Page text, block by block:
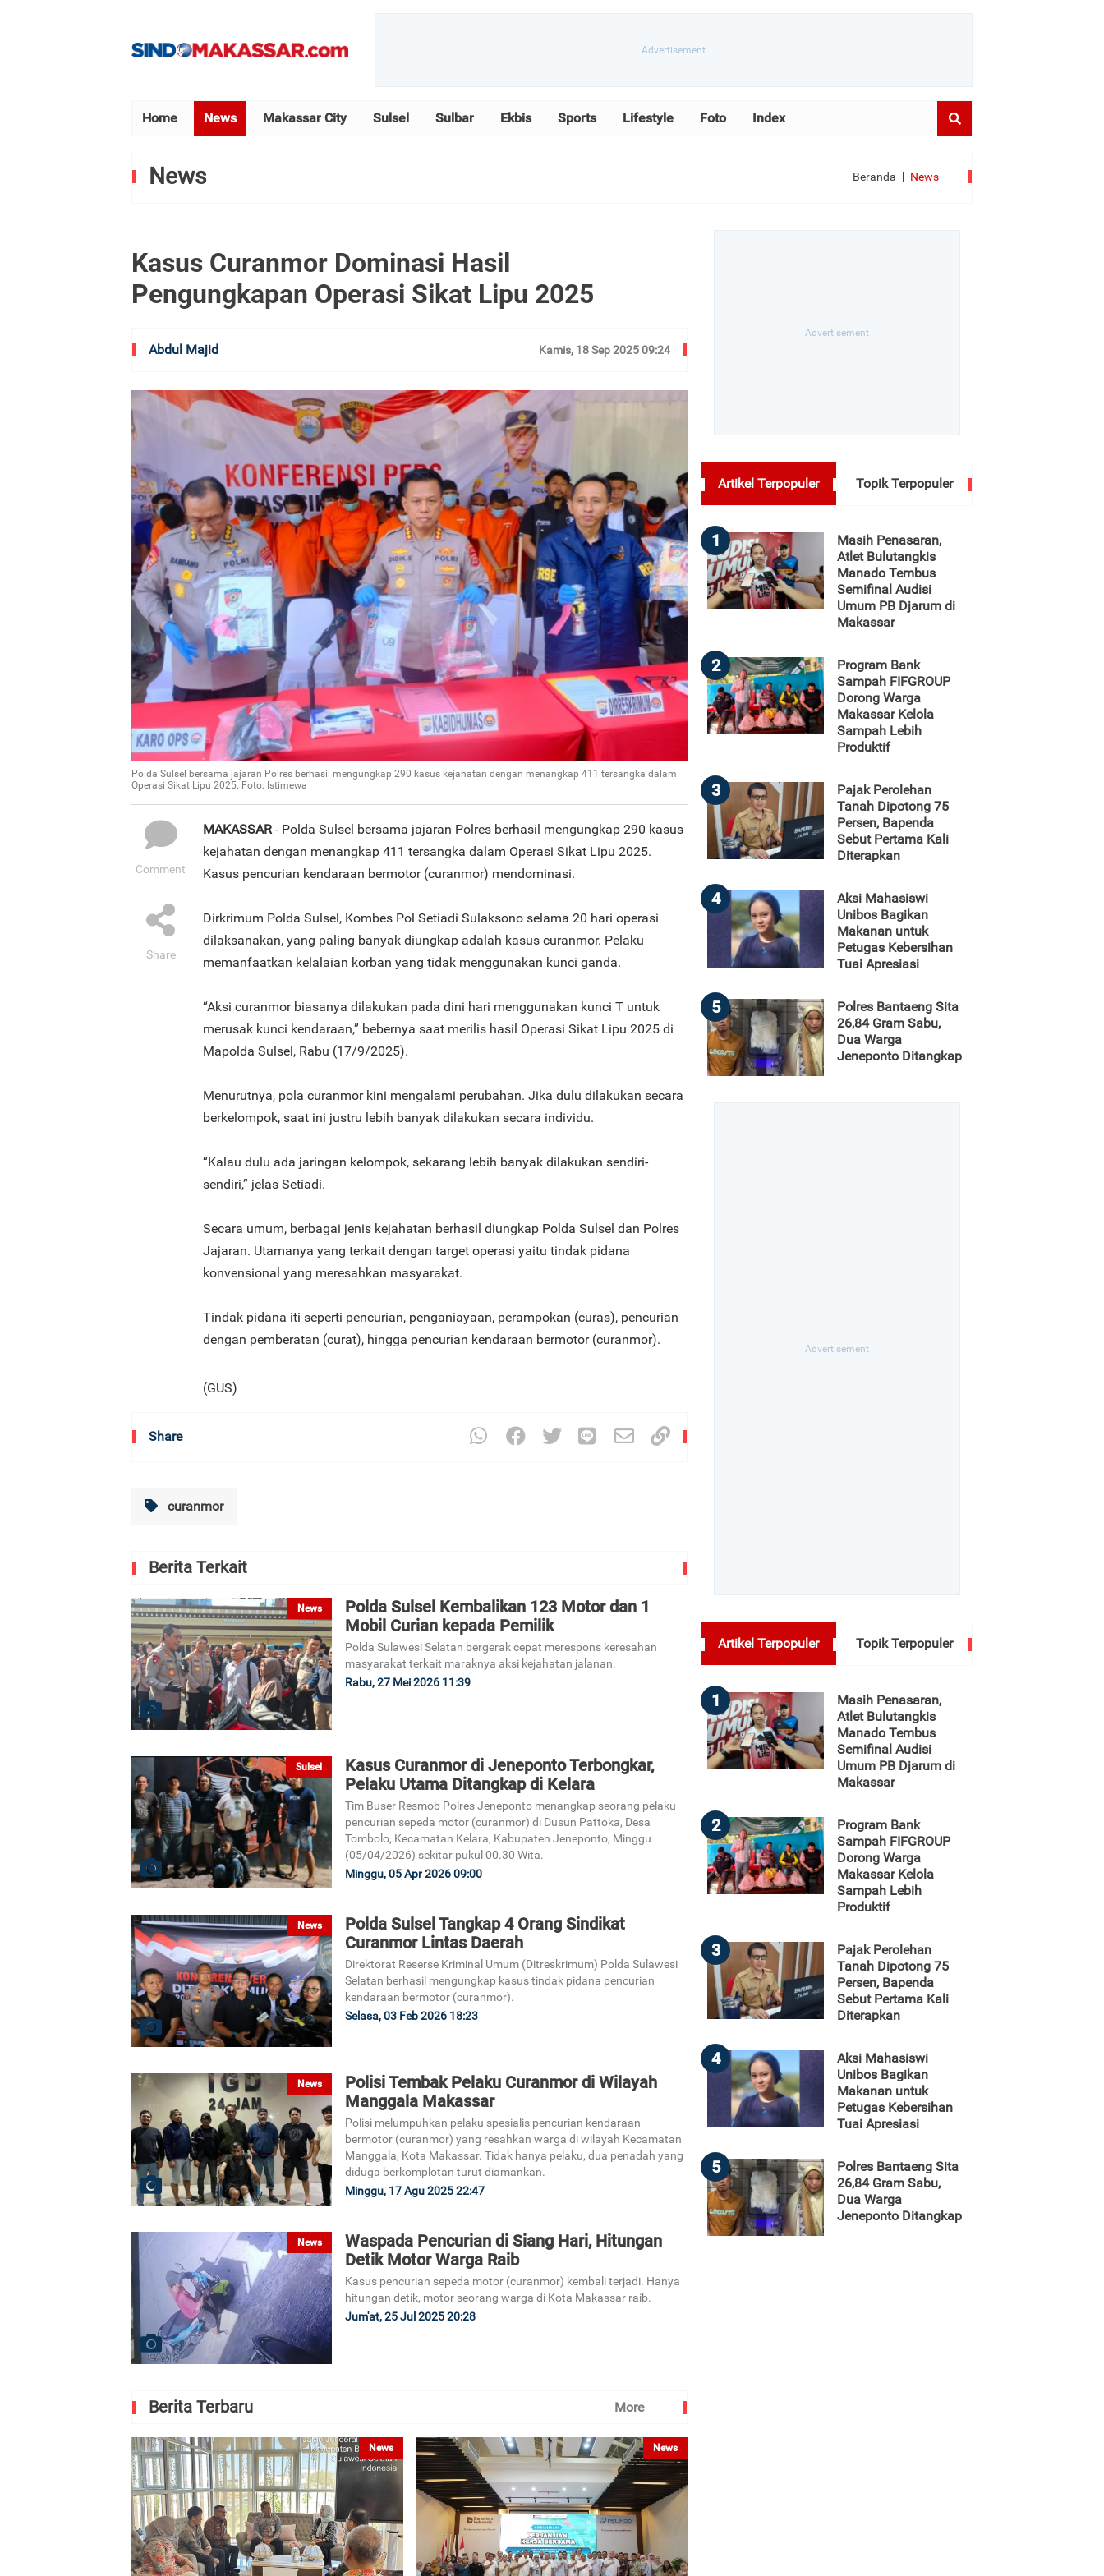
Home News Makassar City Sulsel Sulbar Ekbis Sports Lifestyle Foto Index
News Beranda News
Kasus Curanmor Dominasi Hasil
Pengungkapan Operasi Sikat Lipu 2025
Abdul Majid Kamis, 18 Sep 2025 09:24
Polda Sulsel bersama jajaran Polres berhasil mengungkap 290 kasus kejahatan dengan menangkap 411 tersangka dalam
Operasi Sikat Lipu 2025. Foto: Istimewa
Comment
Share
MAKASSAR- Polda Sulsel bersama jajaran Polres berhasil mengungkap 290 kasus
kejahatan dengan menangkap 411 tersangka dalam Operasi Sikat Lipu 2025.
Kasus pencurian kendaraan bermotor (curanmor) mendominasi.
Dirkrimum Polda Sulsel, Kombes Pol Setiadi Sulaksono selama 20 hari operasi
dilaksanakan, yang paling banyak diungkap adalah kasus curanmor. Pelaku
memanfaatkan kelalaian korban yang tidak menggunakan kunci ganda.
“Aksi curanmor biasanya dilakukan pada dini hari menggunakan kunci T untuk
merusak kunci kendaraan,” bebernya saat merilis hasil Operasi Sikat Lipu 2025 di
Mapolda Sulsel, Rabu (17/9/2025).
Menurutnya, pola curanmor kini mengalami perubahan. Jika dulu dilakukan secara
berkelompok, saat ini justru lebih banyak dilakukan secara individu.
“Kalau dulu ada jaringan kelompok, sekarang lebih banyak dilakukan sendiri-
sendiri,” jelas Setiadi.
Secara umum, berbagai jenis kejahatan berhasil diungkap Polda Sulsel dan Polres
Jajaran. Utamanya yang terkait dengan target operasi yaitu tindak pidana
konvensional yang meresahkan masyarakat.
Tindak pidana iti seperti pencurian, penganiayaan, perampokan (curas), pencurian
dengan pemberatan (curat), hingga pencurian kendaraan bermotor (curanmor).
(GUS)
Share
curanmor
Berita Terkait
News
Polda Sulsel Kembalikan 123 Motor dan 1
Mobil Curian kepada Pemilik
Polda Sulawesi Selatan bergerak cepat merespons keresahan
masyarakat terkait maraknya aksi kejahatan jalanan.
Rabu, 27 Mei 2026 11:39
Sulsel
Kasus Curanmor di Jeneponto Terbongkar,
Pelaku Utama Ditangkap di Kelara
Tim Buser Resmob Polres Jeneponto menangkap seorang pelaku
pencurian sepeda motor (curanmor) di Dusun Pattoka, Desa
Tombolo, Kecamatan Kelara, Kabupaten Jeneponto, Minggu
(05/04/2026) sekitar pukul 00.30 Wita.
Minggu, 05 Apr 2026 09:00
News
Polda Sulsel Tangkap 4 Orang Sindikat
Curanmor Lintas Daerah
Direktorat Reserse Kriminal Umum (Ditreskrimum) Polda Sulawesi
Selatan berhasil mengungkap kasus tindak pidana pencurian
kendaraan bermotor (curanmor).
Selasa, 03 Feb 2026 18:23
News
Polisi Tembak Pelaku Curanmor di Wilayah
Manggala Makassar
Polisi melumpuhkan pelaku spesialis pencurian kendaraan
bermotor (curanmor) yang resahkan warga di wilayah Kecamatan
Manggala, Kota Makassar. Tidak hanya pelaku, dua penadah yang
diduga berkomplotan turut diamankan.
Minggu, 17 Agu 2025 22:47
News
Waspada Pencurian di Siang Hari, Hitungan
Detik Motor Warga Raib
Kasus pencurian sepeda motor (curanmor) kembali terjadi. Hanya
hitungan detik, motor seorang warga di Kota Makassar raib.
Jum'at, 25 Jul 2025 20:28
Berita Terbaru More
News News
Artikel Terpopuler Topik Terpopuler
1
Masih Penasaran,
Atlet Bulutangkis
Manado Tembus
Semifinal Audisi
Umum PB Djarum di
Makassar
2
Program Bank
Sampah FIFGROUP
Dorong Warga
Makassar Kelola
Sampah Lebih
Produktif
3
Pajak Perolehan
Tanah Dipotong 75
Persen, Bapenda
Sebut Pertama Kali
Diterapkan
4
Aksi Mahasiswi
Unibos Bagikan
Makanan untuk
Petugas Kebersihan
Tuai Apresiasi
5
Polres Bantaeng Sita
26,84 Gram Sabu,
Dua Warga
Jeneponto Ditangkap
Artikel Terpopuler Topik Terpopuler
1
Masih Penasaran,
Atlet Bulutangkis
Manado Tembus
Semifinal Audisi
Umum PB Djarum di
Makassar
2
Program Bank
Sampah FIFGROUP
Dorong Warga
Makassar Kelola
Sampah Lebih
Produktif
3
Pajak Perolehan
Tanah Dipotong 75
Persen, Bapenda
Sebut Pertama Kali
Diterapkan
4
Aksi Mahasiswi
Unibos Bagikan
Makanan untuk
Petugas Kebersihan
Tuai Apresiasi
5
Polres Bantaeng Sita
26,84 Gram Sabu,
Dua Warga
Jeneponto Ditangkap